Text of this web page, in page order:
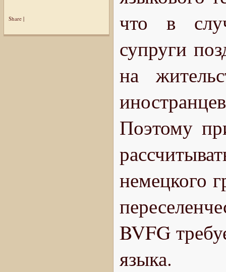
Share |
что в
супруги
на
Поэтому
немецкого
BVFG
языка.